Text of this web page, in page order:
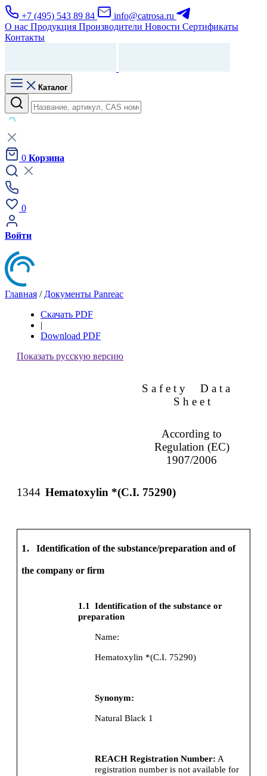
+7 (495) 543 89 84
info@catrosa.ru
О нас Продукция Производители Новости Сертификаты
Контакты
Каталог
0 Корзина
0
Войти
Главная / Документы Panreac
Скачать PDF
|
Download PDF
Показать русскую версию
S a f e t y
D a t a
S h e e t
According to
Regulation (EC)
1907/2006
1344 Hematoxylin *(C.I. 75290)
1. Identification of the substance/preparation and of
the company or firm
1.1
Identification of the substance or
preparation
Name:
Hematoxylin *(C.I. 75290)
Synonym:
Natural Black 1
REACH Registration Number: A
registration number is not available for